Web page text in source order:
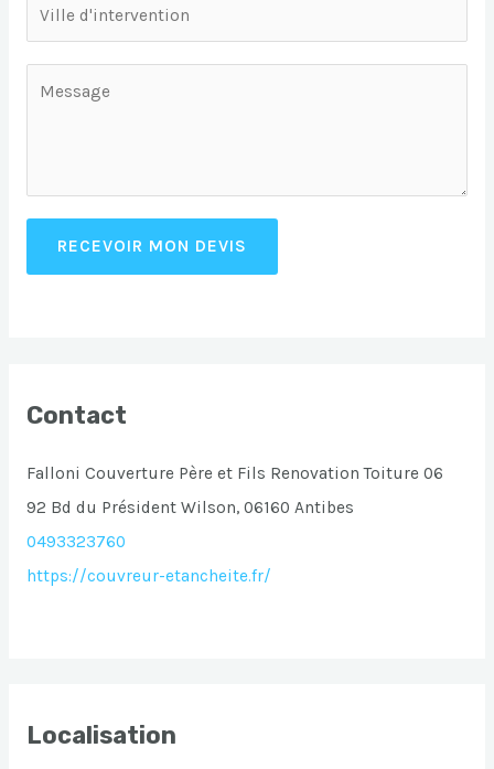
RECEVOIR MON DEVIS
Contact
Falloni Couverture Père et Fils Renovation Toiture 06
92 Bd du Président Wilson, 06160 Antibes
0493323760
https://couvreur-etancheite.fr/
Localisation